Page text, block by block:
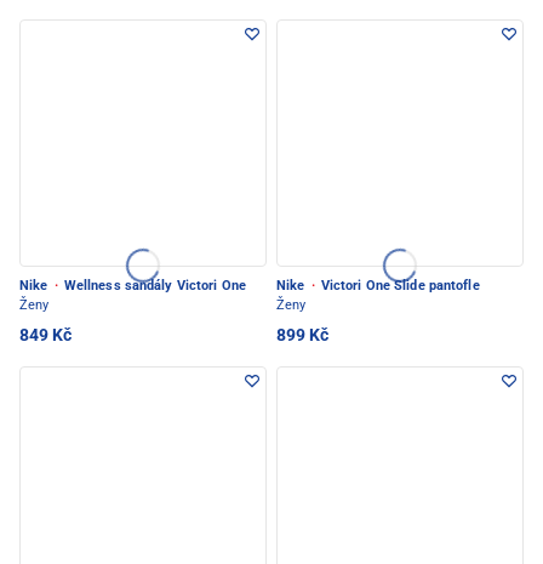
Nike · Wellness sandály Victori One
Ženy
849 Kč
Nike · Victori One Slide pantofle
Ženy
899 Kč